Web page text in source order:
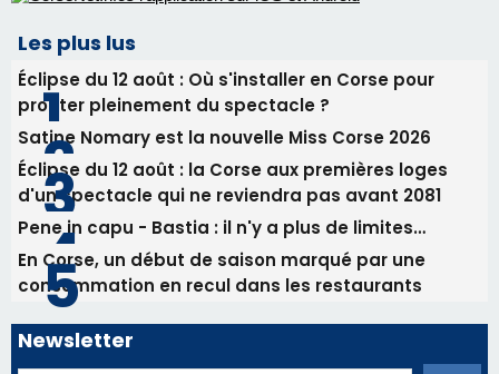
En Corse, un début de saison marqué par une
consommation en recul dans les restaurants
Newsletter
Inscrivez-vous à la newsletter de CNI et recevez par
email les infos les plus importantes et une sélection de
nos meilleurs articles